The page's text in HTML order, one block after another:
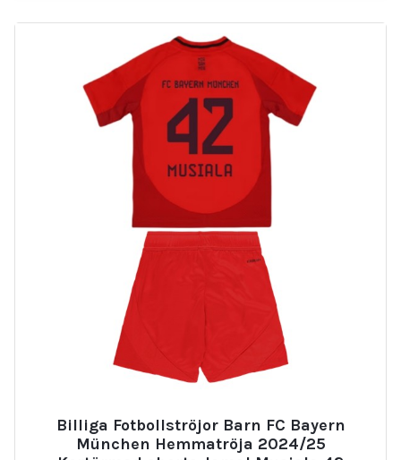
Billiga Fotbollströjor Barn FC Bayern
München Hemmatröja 2024/25